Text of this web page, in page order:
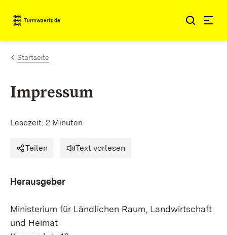
Zum Inhalt springen
Turmwaerts.de
Startseite
Impressum
Lesezeit: 2 Minuten
Teilen Text vorlesen
Herausgeber
Ministerium für Ländlichen Raum, Landwirtschaft
und Heimat